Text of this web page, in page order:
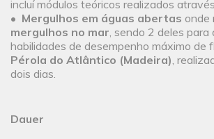
incluí módulos teóricos realizados
• Mergulhos em águas abertas onde
mergulhos no mar, sendo 2 deles para
habilidades de desempenho máximo de
Pérola do Atlântico (Madeira),
dois dias.
Dauer